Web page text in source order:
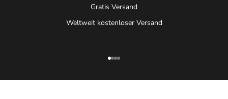
Gratis Versand
Weltweit kostenloser Versand
Gehe zu Element 1
Gehe zu Element 2
Gehe zu Element 3
Gehe zu Element 4